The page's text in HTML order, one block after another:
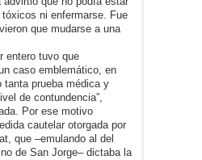
ni enfermarse. Fue
que mudarse a una
entero tuvo que
caso emblemático, en
tanta prueba médica y
de contundencia”,
Por ese motivo
cautelar otorgada por
que –emulando al del
de San Jorge– dictaba la